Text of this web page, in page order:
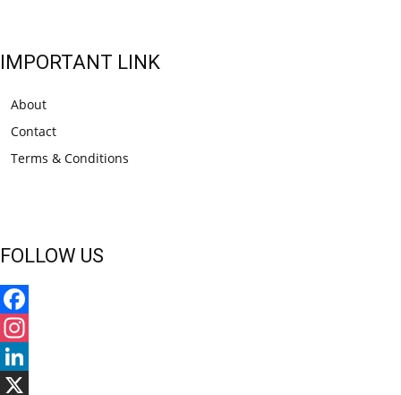
IMPORTANT LINK
About
Contact
Terms & Conditions
FOLLOW US
Facebook
Instagram
LinkedIn